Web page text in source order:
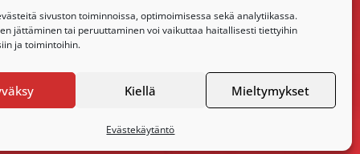
sivuston toiminnoissa, optimoimisessa sekä analytiikassa.
jättäminen tai peruuttaminen voi vaikuttaa haitallisesti tiettyihin
ja toimintoihin.
Kiellä Mieltymykset
Evästekäytäntö